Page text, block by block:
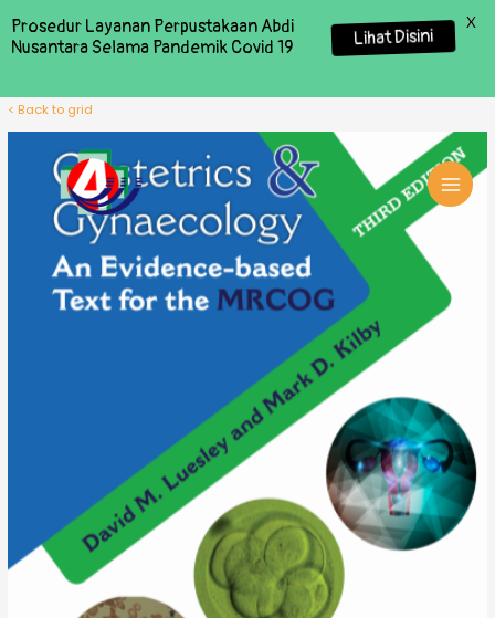
< Back to grid
Prosedur Layanan Perpustakaan Abdi
Nusantara Selama Pandemik Covid 19
Lihat Disini
X